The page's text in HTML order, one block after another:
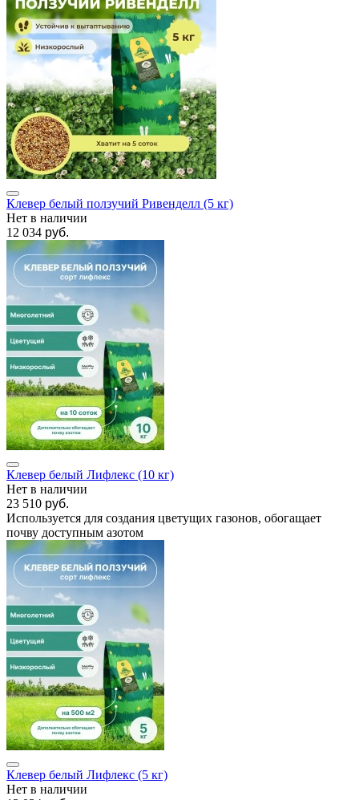
Клевер белый ползучий Ривенделл (5 кг)
Нет в наличии
12 034 руб.
Клевер белый Лифлекс (10 кг)
Нет в наличии
23 510 руб.
Используется для создания цветущих газонов, обогащает
почву доступным азотом
Клевер белый Лифлекс (5 кг)
Нет в наличии